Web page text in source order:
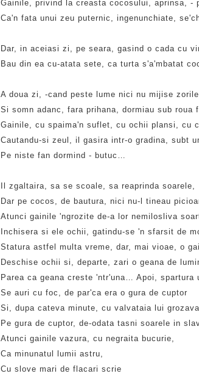
Gainile, privind la creasta cocosului, aprinsa, -
Ca'n fata unui zeu puternic, ingenunchiate,
Dar, in aceiasi zi, pe seara, gasind o cada cu
Bau din ea cu-atata sete, ca turta s'a'mbatat
A doua zi, -cand peste lume nici nu mijise zorile
Si somn adanc, fara prihana, dormiau sub roua
Gainile, cu spaima'n suflet, cu ochii plansi, cu
Cautandu-si zeul, il gasira intr-o gradina, subt
Pe niste fan dormind - butuc…
Il zgaltaira, sa se scoale, sa reaprinda soarele,
Dar pe cocos, de bautura, nici nu-l tineau
Atunci gainile 'ngrozite de-a lor nemilosliva
Inchisera si ele ochii, gatindu-se 'n sfarsit de
Statura astfel multa vreme, dar, mai vioae, o
Deschise ochii si, departe, zari o geana de
Parea ca geana creste 'ntr'una… Apoi, spartura
Se auri cu foc, de par'ca era o gura de cuptor
Si, dupa cateva minute, cu valvataia lui
Pe gura de cuptor, de-odata tasni soarele in
Atunci gainile vazura, cu negraita bucurie,
Ca minunatul lumii astru,
Cu slove mari de flacari scrie